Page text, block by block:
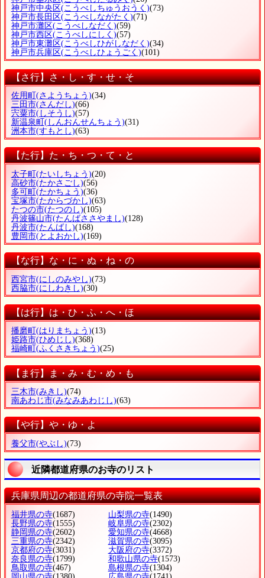
神戸市中央区(こうべしちゅうおうく)(73)
神戸市長田区(こうべしながたく)(71)
神戸市灘区(こうべしなだく)(59)
神戸市西区(こうべしにしく)(57)
神戸市東灘区(こうべしひがしなだく)(34)
神戸市兵庫区(こうべしひょうごく)(101)
【さ行】さ・し・す・せ・そ
佐用町 (さようちょう)(34)
三田市(さんだし)(66)
宍粟市(しそうし)(57)
新温泉町 (しんおんせんちょう)(31)
洲本市(すもとし)(63)
【た行】た・ち・つ・て・と
太子町 (たいしちょう)(20)
高砂市(たかさごし)(56)
多可町 (たかちょう)(36)
宝塚市(たからづかし)(63)
たつの市(たつのし)(105)
丹波篠山市(たんばささやまし)(128)
丹波市(たんばし)(168)
豊岡市(とよおかし)(169)
【な行】な・に・ぬ・ね・の
西宮市(にしのみやし)(73)
西脇市(にしわきし)(30)
【は行】は・ひ・ふ・へ・ほ
播磨町 (はりまちょう)(13)
姫路市(ひめじし)(368)
福崎町 (ふくさきちょう)(25)
【ま行】ま・み・む・め・も
三木市(みきし)(74)
南あわじ市(みなみあわじし)(63)
【や行】や・ゆ・よ
養父市(やぶし)(73)
近隣都道府県のお寺のリスト
兵庫県周辺の都道府県の寺院一覧表
福井県の寺(1687) 山梨県の寺(1490)
長野県の寺(1555) 岐阜県の寺(2302)
静岡県の寺(2602) 愛知県の寺(4668)
三重県の寺(2342) 滋賀県の寺(3095)
京都府の寺(3031) 大阪府の寺(3372)
奈良県の寺(1799) 和歌山県の寺(1573)
鳥取県の寺(467) 島根県の寺(1304)